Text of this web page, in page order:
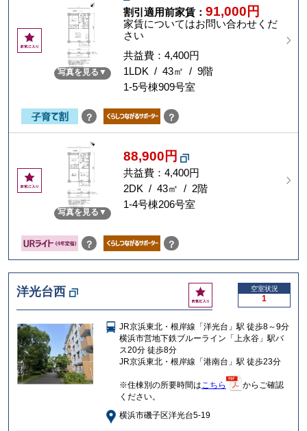
お
気
写真を見る
割引適用前家賃：91,000円
家賃についてはお問い合わせくだ
さい
共益費：4,400円
1LDK / 43㎡ / 9階
1-5号棟909号室
？ ？
お
気
写真を見る
88,900円
共益費：4,400円
2DK / 43㎡ / 2階
1-4号棟206号室
？ ？
洋光台西
お
気
入
り
空室状況
1
JR京浜東北・根岸線「洋光台」駅 徒歩8～9分
横浜市営地下鉄ブルーライン「上永谷」駅バ
ス20分 徒歩8分
JR京浜東北・根岸線「港南台」駅 徒歩23分
※住棟別の所要時間はこちら
からご確認
ください。
横浜市磯子区洋光台5-19